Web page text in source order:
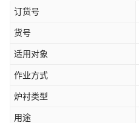
订货号
货号
适用对象
作业方式
炉衬类型
用途